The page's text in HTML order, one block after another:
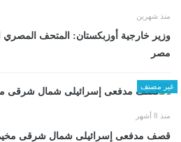
منذ شهرين
وزير خارجية أوزبكستان: المتحف المصري
مصر
غير مصنف
منذ 8 أشهر
قصف مدفعى إسرائيلى شمال شرقى